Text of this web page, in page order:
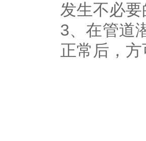
发生不必
3、在管道
正常后，